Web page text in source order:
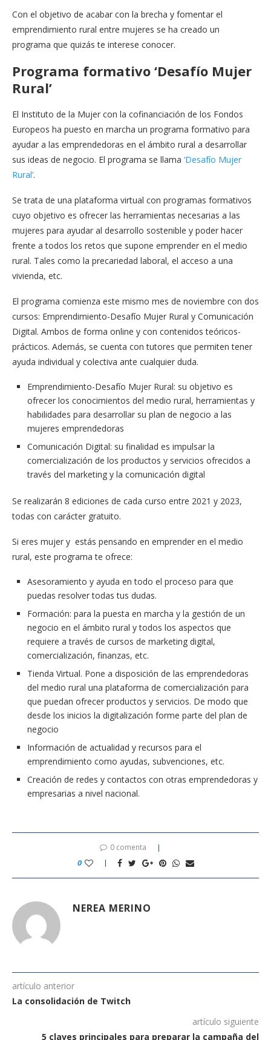
Con el objetivo de acabar con la brecha y fomentar el
emprendimiento rural entre mujeres se ha creado un
programa que quizás te interese conocer.
Programa formativo ‘Desafío Mujer
Rural’
El Instituto de la Mujer con la cofinanciación de los Fondos
Europeos ha puesto en marcha un programa formativo para
ayudar a las emprendedoras en el ámbito rural a desarrollar
sus ideas de negocio. El programa se llama ‘Desafío Mujer
Rural’.
Se trata de una plataforma virtual con programas formativos
cuyo objetivo es ofrecer las herramientas necesarias a las
mujeres para ayudar al desarrollo sostenible y poder hacer
frente a todos los retos que supone emprender en el medio
rural. Tales como la precariedad laboral, el acceso a una
vivienda, etc.
El programa comienza este mismo mes de noviembre con dos
cursos: Emprendimiento-Desafío Mujer Rural y Comunicación
Digital. Ambos de forma online y con contenidos teóricos-
prácticos. Además, se cuenta con tutores que permiten tener
ayuda individual y colectiva ante cualquier duda.
Emprendimiento-Desafío Mujer Rural: su objetivo es
ofrecer los conocimientos del medio rural, herramientas y
habilidades para desarrollar su plan de negocio a las
mujeres emprendedoras
Comunicación Digital: su finalidad es impulsar la
comercialización de los productos y servicios ofrecidos a
través del marketing y la comunicación digital
Se realizarán 8 ediciones de cada curso entre 2021 y 2023,
todas con carácter gratuito.
Si eres mujer y estás pensando en emprender en el medio
rural, este programa te ofrece:
Asesoramiento y ayuda en todo el proceso para que
puedas resolver todas tus dudas.
Formación: para la puesta en marcha y la gestión de un
negocio en el ámbito rural y todos los aspectos que
requiere a través de cursos de marketing digital,
comercialización, finanzas, etc.
Tienda Virtual. Pone a disposición de las emprendedoras
del medio rural una plataforma de comercialización para
que puedan ofrecer productos y servicios. De modo que
desde los inicios la digitalización forme parte del plan de
negocio
Información de actualidad y recursos para el
emprendimiento como ayudas, subvenciones, etc.
Creación de redes y contactos con otras emprendedoras y
empresarias a nivel nacional.
0 comenta
0
NEREA MERINO
artículo anterior
La consolidación de Twitch
artículo siguiente
5 claves principales para preparar la campaña del